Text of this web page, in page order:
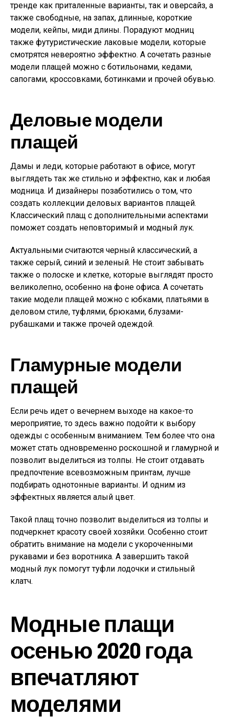
тренде как приталенные варианты, так и оверсайз, а
также свободные, на запах, длинные, короткие
модели, кейпы, миди длины. Порадуют модниц
также футуристические лаковые модели, которые
смотрятся невероятно эффектно. А сочетать разные
модели плащей можно с ботильонами, кедами,
сапогами, кроссовками, ботинками и прочей обувью.
Деловые модели
плащей
Дамы и леди, которые работают в офисе, могут
выглядеть так же стильно и эффектно, как и любая
модница. И дизайнеры позаботились о том, что
создать коллекции деловых вариантов плащей.
Классический плащ с дополнительными аспектами
поможет создать неповторимый и модный лук.
Актуальными считаются черный классический, а
также серый, синий и зеленый. Не стоит забывать
также о полоске и клетке, которые выглядят просто
великолепно, особенно на фоне офиса. А сочетать
такие модели плащей можно с юбками, платьями в
деловом стиле, туфлями, брюками, блузами-
рубашками и также прочей одеждой.
Гламурные модели
плащей
Если речь идет о вечернем выходе на какое-то
мероприятие, то здесь важно подойти к выбору
одежды с особенным вниманием. Тем более что она
может стать одновременно роскошной и гламурной и
позволит выделиться из толпы. Не стоит отдавать
предпочтение всевозможным принтам, лучше
подбирать однотонные варианты. И одним из
эффектных является алый цвет.
Такой плащ точно позволит выделиться из толпы и
подчеркнет красоту своей хозяйки. Особенно стоит
обратить внимание на модели с укороченными
рукавами и без воротника. А завершить такой
модный лук помогут туфли лодочки и стильный
клатч.
Модные плащи
осенью 2020 года
впечатляют
моделями